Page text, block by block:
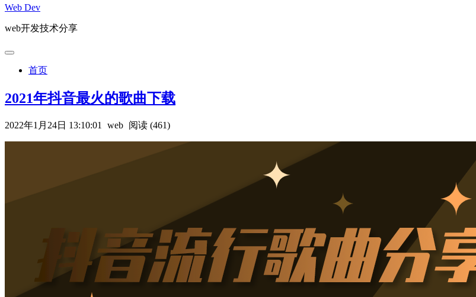
Web Dev
web开发技术分享
首页
2021年抖音最火的歌曲下载
2022年1月24日 13:10:01 web 阅读 (461)